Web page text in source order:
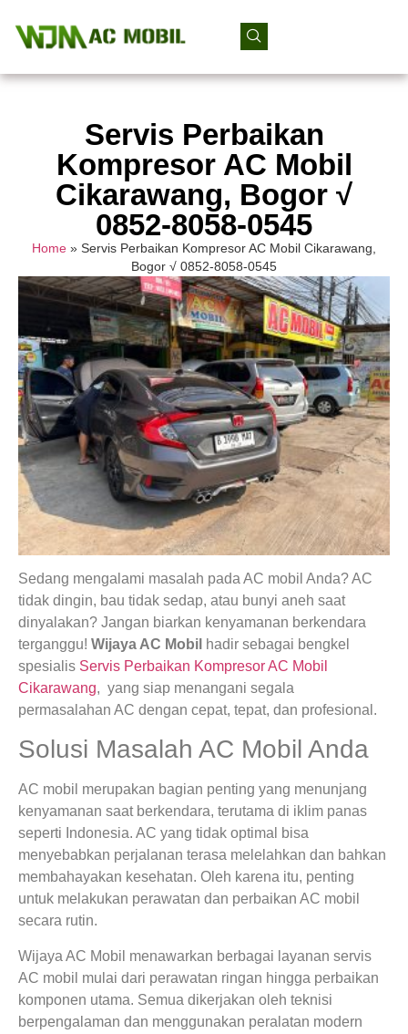
Servis Perbaikan
Kompresor AC Mobil
Cikarawang, Bogor √
0852-8058-0545
Home » Servis Perbaikan Kompresor AC Mobil Cikarawang,
Bogor √ 0852-8058-0545
Sedang mengalami masalah pada AC mobil Anda? AC
tidak dingin, bau tidak sedap, atau bunyi aneh saat
dinyalakan? Jangan biarkan kenyamanan berkendara
terganggu! Wijaya AC Mobil hadir sebagai bengkel
spesialis Servis Perbaikan Kompresor AC Mobil
Cikarawang, yang siap menangani segala
permasalahan AC dengan cepat, tepat, dan profesional.
Solusi Masalah AC Mobil Anda
AC mobil merupakan bagian penting yang menunjang
kenyamanan saat berkendara, terutama di iklim panas
seperti Indonesia. AC yang tidak optimal bisa
menyebabkan perjalanan terasa melelahkan dan bahkan
membahayakan kesehatan. Oleh karena itu, penting
untuk melakukan perawatan dan perbaikan AC mobil
secara rutin.
Wijaya AC Mobil menawarkan berbagai layanan servis
AC mobil mulai dari perawatan ringan hingga perbaikan
komponen utama. Semua dikerjakan oleh teknisi
berpengalaman dan menggunakan peralatan modern